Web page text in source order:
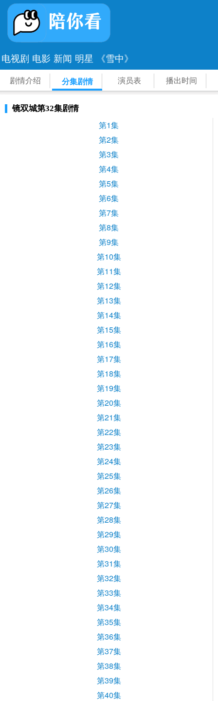
电视剧 电影 新闻 明星 《雪中》
剧情介绍 分集剧情 演员表 播出时间
镜双城第32集剧情
第1集
第2集
第3集
第4集
第5集
第6集
第7集
第8集
第9集
第10集
第11集
第12集
第13集
第14集
第15集
第16集
第17集
第18集
第19集
第20集
第21集
第22集
第23集
第24集
第25集
第26集
第27集
第28集
第29集
第30集
第31集
第32集
第33集
第34集
第35集
第36集
第37集
第38集
第39集
第40集